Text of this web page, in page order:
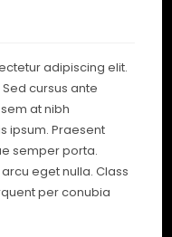
adipiscing elit.
cursus ante
at nibh
ipsum. Praesent
semper porta.
eget nulla. Class
per conubia